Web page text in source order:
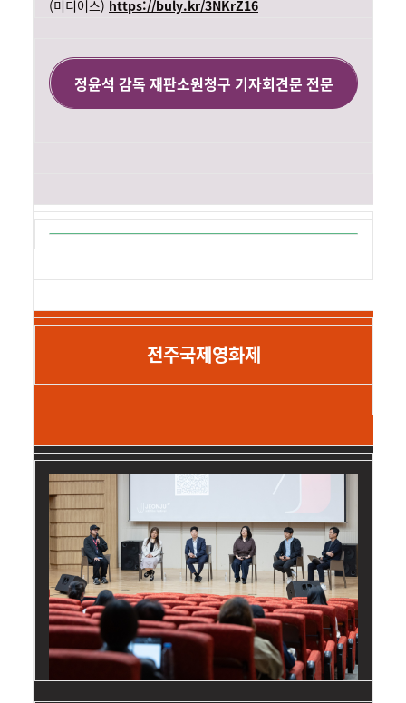
(미디어스) https://buly.kr/3NKrZ16
정윤석 감독 재판소원청구 기자회견문 전문
전주국제영화제